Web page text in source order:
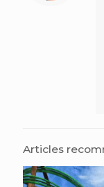
Articles